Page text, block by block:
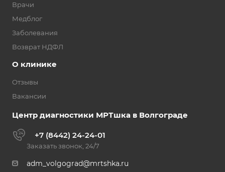
Врачи
Медблог
Заболевания
Возврат НДФЛ
О клинике
Отзывы
Вакансии
Центр диагностики МРТшка в Волгограде
+7 (8442) 24-24-01
Заказать звонок, 24/7
adm_volgograd@mrtshka.ru